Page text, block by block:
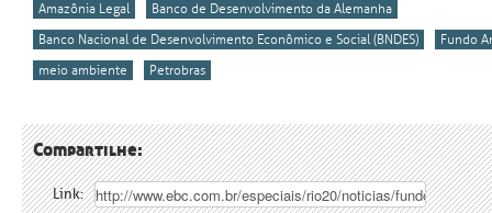
Amazônia Legal
Banco de Desenvolvimento da Alemanha
Banco Nacional de Desenvolvimento Econômico e Social (BNDES)
Fundo
meio ambiente
Petrobras
Compartilhe:
Link: